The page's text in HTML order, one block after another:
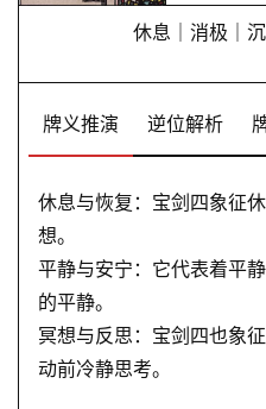
休息｜消极｜
牌义推演 逆位解析
休息与恢复：宝剑四象征
想。
平静与安宁：它代表着平
的平静。
冥想与反思：宝剑四也象
动前冷静思考。